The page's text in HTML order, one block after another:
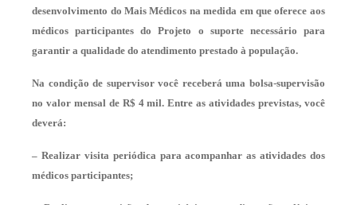
desenvolvimento do Mais Médicos na medida em que oferece aos
médicos participantes do Projeto o suporte necessário para
garantir a qualidade do atendimento prestado à população.
Na condição de supervisor você receberá uma bolsa-supervisão
no valor mensal de R$ 4 mil. Entre as atividades previstas, você
deverá:
– Realizar visita periódica para acompanhar as atividades dos
médicos participantes;